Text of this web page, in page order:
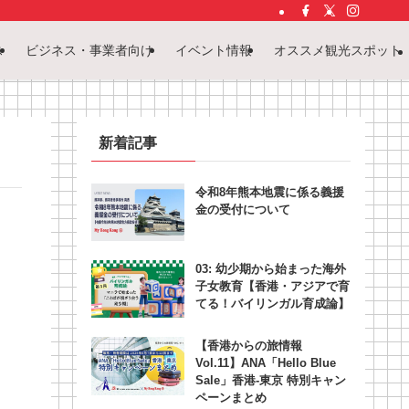
ビジネス・事業者向け イベント情報 オススメ観光スポット
新着記事
令和8年熊本地震に係る義援
金の受付について
03: 幼少期から始まった海外
子女教育【香港・アジアで育
てる！バイリンガル育成論】
【香港からの旅情報
Vol.11】ANA「Hello Blue
Sale」香港‐東京 特別キャン
ペーンまとめ